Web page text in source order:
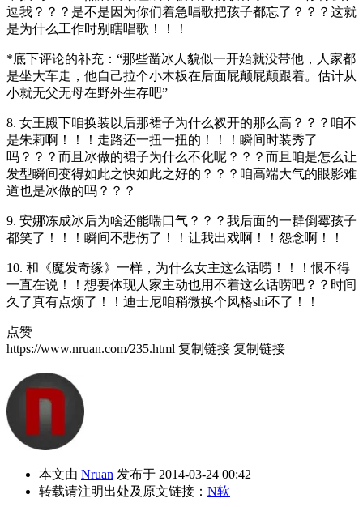
逗我？？？是不是因为你们着急唱歌把孩子都忘了？？？这就
是为什么工作时别瞎唱歌！！！
*底下评论的补充：“那些凿冰人貌似一开始就没带他，人家都
是坐大车走，他自己拉个小木板在后面屁颠屁颠跟着。估计从
小就无父无母在野外生存吧”
8. 女王殿下咱换装以后那裙子为什么衩开的那么高？？？咱不
是朱莉啊！！！走路还一扭一扭的！！！瞬间时装秀了
吗？？？而且冰做的裙子为什么不化呢？？？而且咱是怎么让
发型瞬间变得如此之快如此之好的？？？咱高端大气的眼影难
道也是冰做的吗？？？
9. 安娜冻成冰后为啥还能喘口气？？？我后面的一群倒霉孩子
都笑了！！！瞬间不悲伤了！！让我出戏啊！！怨念啊！！
10. 和《魔发奇缘》一样，为什么女主这么话唠！！！恨不得
一直在说！！想要体现人家主动也用不着这么话唠吧？？时间
久了真有点烦了！！迪士尼咱稍微换个风格shi不了！！
点赞
https://www.nruan.com/235.html 复制链接 复制链接
本文由 Nruan 发布于 2014-03-24 00:42
转载请注明出处及原文链接： N软